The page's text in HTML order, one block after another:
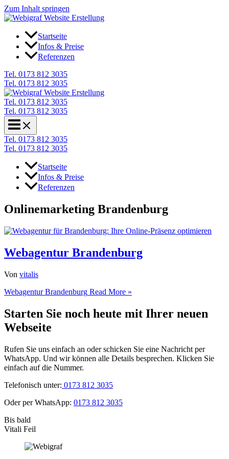
Zum Inhalt springen
Startseite
Infos & Preise
Referenzen
Tel. 0173 812 3035
Tel. 0173 812 3035
Tel. 0173 812 3035
Tel. 0173 812 3035
Tel. 0173 812 3035
Tel. 0173 812 3035
Startseite
Infos & Preise
Referenzen
Onlinemarketing Brandenburg
Webagentur Brandenburg
Von vitalis
Webagentur Brandenburg Read More »
Starten Sie noch heute mit Ihrer neuen
Webseite
Rufen Sie uns einfach an oder schicken Sie eine Nachricht per
WhatsApp. Und wir können alle Details besprechen. Klicken Sie
einfach auf die Nummer.
Telefonisch unter: 0173 812 3035
Oder per WhatsApp: 0173 812 3035
Bis bald
Vitali Feil